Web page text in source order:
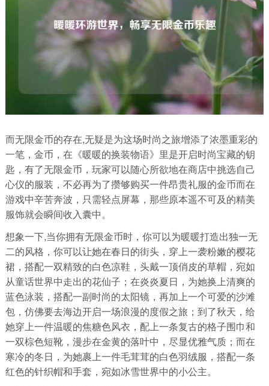
而无限金币的存在,无疑是为这场时尚之旅增添了浓墨重彩的
一笔，金币，在《暖暖的换装物语》里是开启时尚宝藏的钥
匙，有了无限金币，玩家可以随心所欲地在商店中挑选自己
心仪的服装，不必再为了攒够购买一件昂贵礼服的金币而在
游戏中辛苦奔波，只需轻点屏幕，那些原本遥不可及的精美
服饰就会瞬间收入囊中。
想象一下,当你拥有无限金币时，你可以为暖暖打造出独一无
二的风格，你可以让她在春日的街头，穿上一袭粉嫩的樱花
裙，搭配一双精致的白色凉鞋，头戴一顶俏皮的草帽，宛如
从童话世界中走出的花仙子；在炎炎夏日，为她换上清爽的
蓝色泳装，搭配一副时尚的太阳镜，再加上一个可爱的沙滩
包，仿佛要去海边开启一场浪漫的度假之旅；到了秋天，给
她穿上一件温暖的焦糖色风衣，配上一条复古的格子围巾和
一双棕色短靴，漫步在金黄的落叶中，尽显优雅气质；而在
寒冷的冬日，为她裹上一件毛茸茸的白色羽绒服，搭配一条
红色的针织帽和手套，宛如冰雪世界中的小公主。